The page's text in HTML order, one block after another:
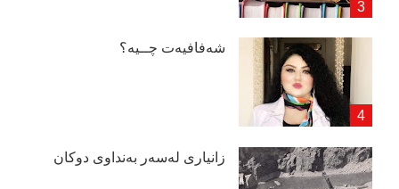
شەفافیەت چــیە؟
زانیاری لەسەر بەنداوی دوكان